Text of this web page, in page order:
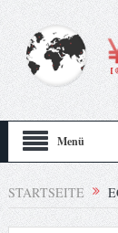
Menü
STARTSEITE